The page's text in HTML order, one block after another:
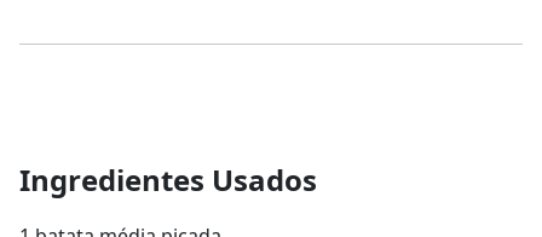
Ingredientes Usados